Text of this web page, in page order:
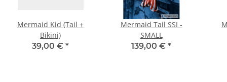
Mermaid Kid (Tail +
Bikini)
39,00 € *
Mermaid Tail SSI -
SMALL
139,00 € *